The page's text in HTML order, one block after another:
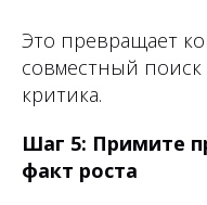
Это превращает
совместный
критика.
Шаг 5: Примите
факт роста